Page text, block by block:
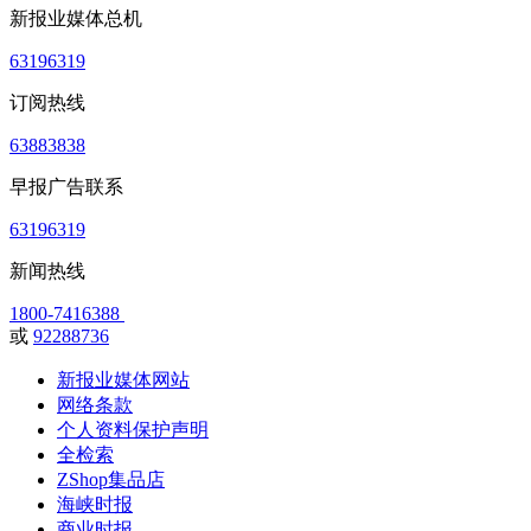
新报业媒体总机
63196319
订阅热线
63883838
早报广告联系
63196319
新闻热线
1800-7416388
或 92288736
新报业媒体网站
网络条款
个人资料保护声明
全检索
ZShop集品店
海峡时报